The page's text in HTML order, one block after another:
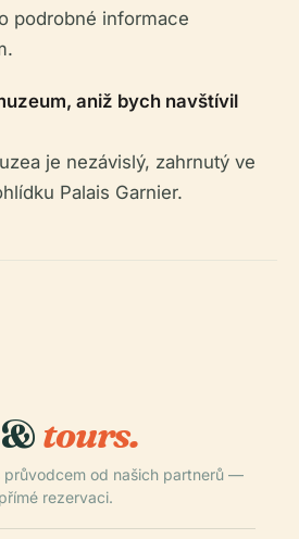
podrobné informace
aniž bych navštívil
je nezávislý, zahrnutý ve
Palais Garnier.
tours.
průvodcem od našich partnerů —
rezervaci.